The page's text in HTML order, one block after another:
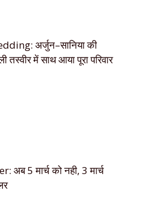
अर्जुन–सानिया की
तस्वीर में साथ आया पूरा परिवार
5 मार्च को नही, 3 मार्च